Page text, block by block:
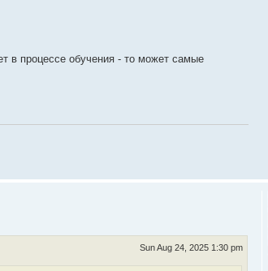
в процессе обучения - то может самые
Sun Aug 24, 2025 1:30 pm